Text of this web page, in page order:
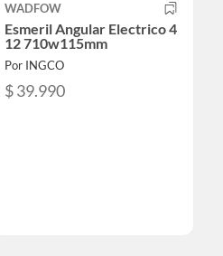
WADFOW
Esmeril Angular Electrico 4
12 710w115mm
Por INGCO
$ 39.990